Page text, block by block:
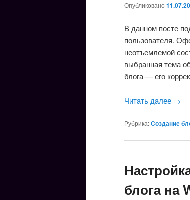
Опубликовано
В данном посте
пользователя.
неотъемлемой
выбранная тема
блога — его
Читать далее →
Рубрика:Создание
блога на